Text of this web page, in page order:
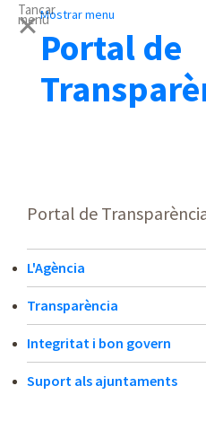
Mostrar menu
Portal de
Tancar
menu
Portal de
L'Agència
Transparència
Integritat i bon govern
Suport als ajuntaments